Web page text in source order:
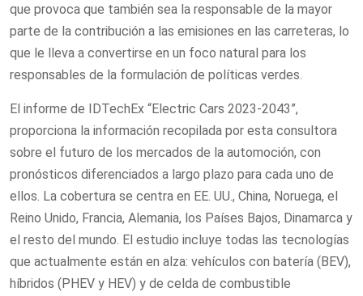
que provoca que también sea la responsable de la mayor
parte de la contribución a las emisiones en las carreteras, lo
que le lleva a convertirse en un foco natural para los
responsables de la formulación de políticas verdes.
El informe de IDTechEx “Electric Cars 2023-2043”,
proporciona la información recopilada por esta consultora
sobre el futuro de los mercados de la automoción, con
pronósticos diferenciados a largo plazo para cada uno de
ellos. La cobertura se centra en EE. UU., China, Noruega, el
Reino Unido, Francia, Alemania, los Países Bajos, Dinamarca y
el resto del mundo. El estudio incluye todas las tecnologías
que actualmente están en alza: vehículos con batería (BEV),
híbridos (PHEV y HEV) y de celda de combustible